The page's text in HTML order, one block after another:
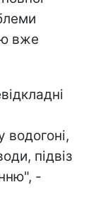
вже
водогоні,
підвіз
-